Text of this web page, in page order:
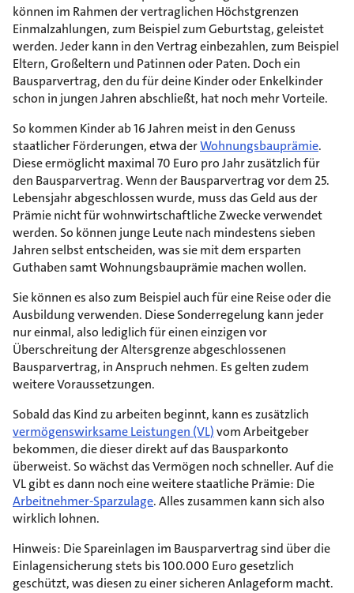
können im Rahmen der vertraglichen Höchstgrenzen
Einmalzahlungen, zum Beispiel zum Geburtstag, geleistet
werden. Jeder kann in den Vertrag einbezahlen, zum Beispiel
Eltern, Großeltern und Patinnen oder Paten. Doch ein
Bausparvertrag, den du für deine Kinder oder Enkelkinder
schon in jungen Jahren abschließt, hat noch mehr Vorteile.
So kommen Kinder ab 16 Jahren meist in den Genuss
staatlicher Förderungen, etwa derWohnungsbauprämie.
Diese ermöglicht maximal 70 Euro pro Jahr zusätzlich für
den Bausparvertrag. Wenn der Bausparvertrag vor dem 25.
Lebensjahr abgeschlossen wurde, muss das Geld aus der
Prämie nicht für wohnwirtschaftliche Zwecke verwendet
werden. So können junge Leute nach mindestens sieben
Jahren selbst entscheiden, was sie mit dem ersparten
Guthaben samt Wohnungsbauprämie machen wollen.
Sie können es also zum Beispiel auch für eine Reise oder die
Ausbildung verwenden. Diese Sonderregelung kann jeder
nur einmal, also lediglich für einen einzigen vor
Überschreitung der Altersgrenze abgeschlossenen
Bausparvertrag, in Anspruch nehmen. Es gelten zudem
weitere Voraussetzungen.
Sobald das Kind zu arbeiten beginnt, kann es zusätzlich
vermögenswirksame Leistungen (VL)vom Arbeitgeber
bekommen, die dieser direkt auf das Bausparkonto
überweist. So wächst das Vermögen noch schneller. Auf die
VL gibt es dann noch eine weitere staatliche Prämie: Die
Arbeitnehmer-Sparzulage. Alles zusammen kann sich also
wirklich lohnen.
Hinweis: Die Spareinlagen im Bausparvertrag sind über die
Einlagensicherung stets bis 100.000 Euro gesetzlich
geschützt, was diesen zu einer sicheren Anlageform macht.